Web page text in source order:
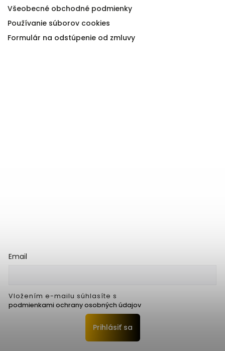
Všeobecné obchodné podmienky
Používanie súborov cookies
Formulár na odstúpenie od zmluvy
Email
Vložením e-mailu súhlasíte s
podmienkami ochrany osobných údajov
Prihlásiť sa